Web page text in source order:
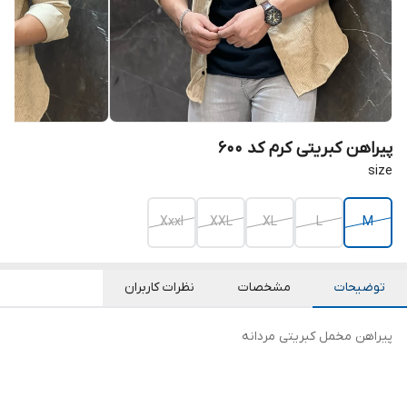
پیراهن کبریتی کرم کد 600
size
M
L
XL
XXL
Xxxl
توضیحات مشخصات نظرات کاربران
پیراهن مخمل کبریتی مردانه